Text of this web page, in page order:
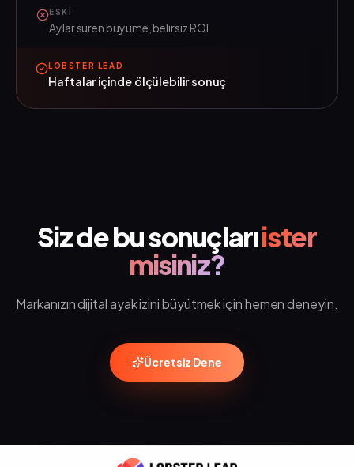
ESKI
Aylar süren büyüme, belirsiz ROI
LOBSTER LEAD
Haftalar içinde ölçülebilir sonuç
Siz de bu sonuçlarıister
misiniz?
Markanızın dijital ayak izini büyütmek için hemen deneyin.
Ücretsiz Dene